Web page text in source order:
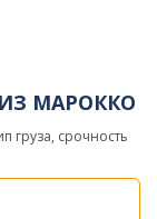
МАРОККО
груза, срочность